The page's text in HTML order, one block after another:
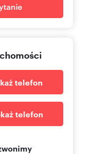
telefon
telefon